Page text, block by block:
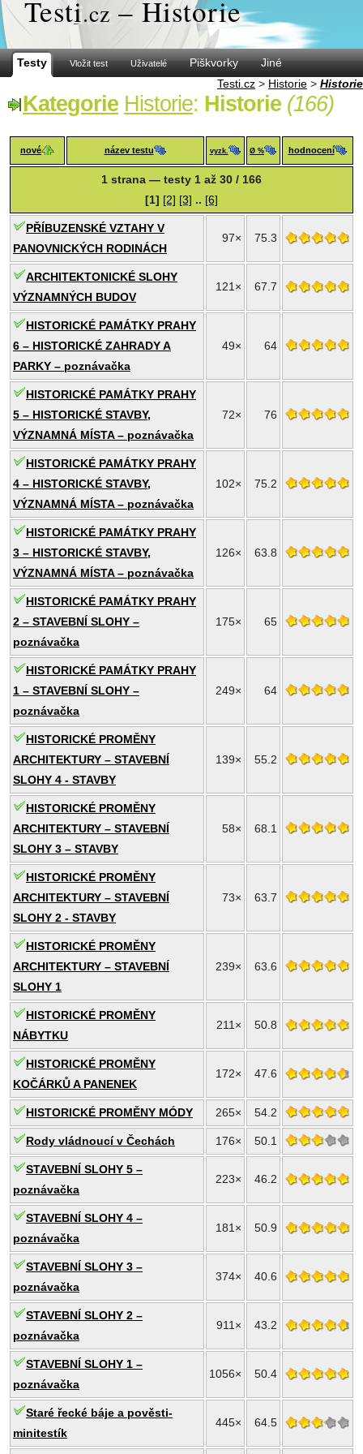
Testi.cz – Historie
Testy Vložit test Uživatelé Piškvorky
Jiné
Testi.cz > Historie > Historie
Kategorie Historie: Historie (166)
nové název testu vyzk. Ø % hodnocení
1 strana — testy 1 až 30 / 166
[1] [2] [3] .. [6]
PŘÍBUZENSKÉ VZTAHY V
PANOVNICKÝCH RODINÁCH
97× 75.3
ARCHITEKTONICKÉ SLOHY
VÝZNAMNÝCH BUDOV
121× 67.7
HISTORICKÉ PAMÁTKY PRAHY
6 – HISTORICKÉ ZAHRADY A
PARKY – poznávačka
49× 64
HISTORICKÉ PAMÁTKY PRAHY
5 – HISTORICKÉ STAVBY,
VÝZNAMNÁ MÍSTA – poznávačka
72× 76
HISTORICKÉ PAMÁTKY PRAHY
4 – HISTORICKÉ STAVBY,
VÝZNAMNÁ MÍSTA – poznávačka
102× 75.2
HISTORICKÉ PAMÁTKY PRAHY
3 – HISTORICKÉ STAVBY,
VÝZNAMNÁ MÍSTA – poznávačka
126× 63.8
HISTORICKÉ PAMÁTKY PRAHY
2 – STAVEBNÍ SLOHY –
poznávačka
175× 65
HISTORICKÉ PAMÁTKY PRAHY
1 – STAVEBNÍ SLOHY –
poznávačka
249× 64
HISTORICKÉ PROMĚNY
ARCHITEKTURY – STAVEBNÍ
SLOHY 4 - STAVBY
139× 55.2
HISTORICKÉ PROMĚNY
ARCHITEKTURY – STAVEBNÍ
SLOHY 3 – STAVBY
58× 68.1
HISTORICKÉ PROMĚNY
ARCHITEKTURY – STAVEBNÍ
SLOHY 2 - STAVBY
73× 63.7
HISTORICKÉ PROMĚNY
ARCHITEKTURY – STAVEBNÍ
SLOHY 1
239× 63.6
HISTORICKÉ PROMĚNY
NÁBYTKU
211× 50.8
HISTORICKÉ PROMĚNY
KOČÁRKŮ A PANENEK
172× 47.6
HISTORICKÉ PROMĚNY MÓDY 265× 54.2
Rody vládnoucí v Čechách 176× 50.1
STAVEBNÍ SLOHY 5 –
poznávačka
223× 46.2
STAVEBNÍ SLOHY 4 –
poznávačka
181× 50.9
STAVEBNÍ SLOHY 3 –
poznávačka
374× 40.6
STAVEBNÍ SLOHY 2 –
poznávačka
911× 43.2
STAVEBNÍ SLOHY 1 –
poznávačka
1056× 50.4
Staré řecké báje a pověsti-
minitestík
445× 64.5